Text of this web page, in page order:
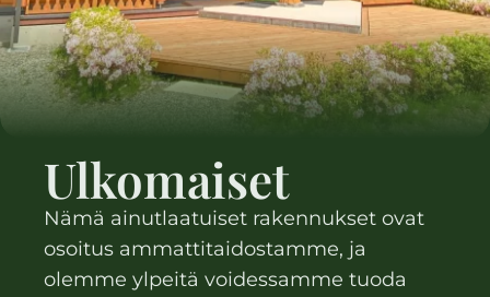
Ulkomaiset
Nämä ainutlaatuiset rakennukset ovat
osoitus ammattitaidostamme, ja
olemme ylpeitä voidessamme tuoda